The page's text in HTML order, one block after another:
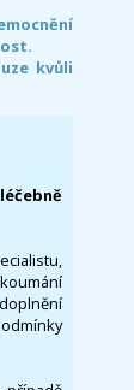
kvůli